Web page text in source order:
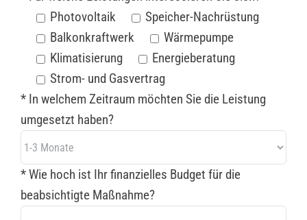
Photovoltaik
Speicher-Nachrüstung
Balkonkraftwerk
Wärmepumpe
Klimatisierung
Energieberatung
Strom- und Gasvertrag
* In welchem Zeitraum möchten Sie die Leistung
umgesetzt haben?
* Wie hoch ist Ihr finanzielles Budget für die
beabsichtigte Maßnahme?